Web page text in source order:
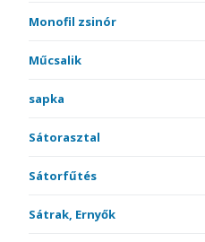
Monofil zsinór
Műcsalik
sapka
Sátorasztal
Sátorfűtés
Sátrak, Ernyők